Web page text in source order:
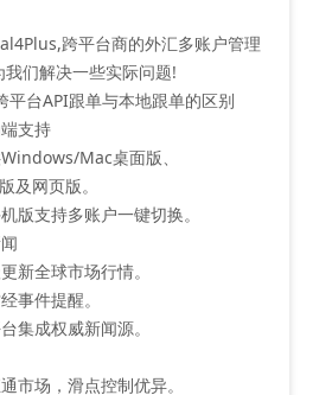
跨平台商的外汇多账户管理
们解决一些实际问题!
平台API跟单与本地跟单的区别
支持
Mac桌面版、
及网页版‌。
版支持多账户一键切换‌。
新全球市场行情‌。
事件提醒‌。
集成权威新闻源‌。
市场，滑点控制优异‌。